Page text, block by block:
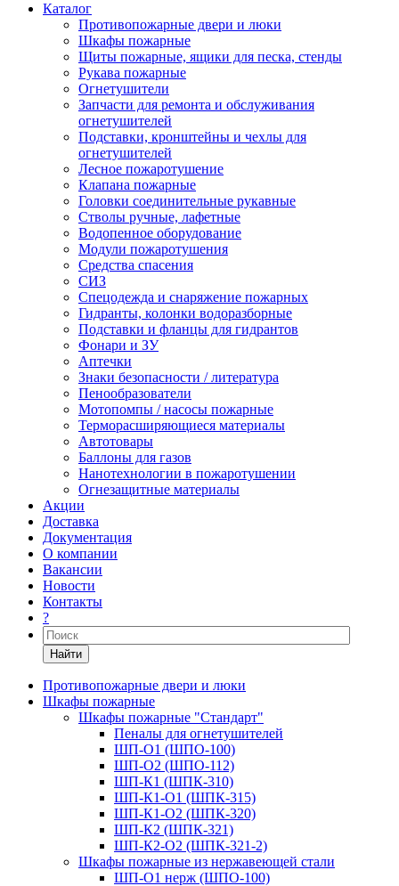
Каталог
Противопожарные двери и люки
Шкафы пожарные
Щиты пожарные, ящики для песка, стенды
Рукава пожарные
Огнетушители
Запчасти для ремонта и обслуживания
огнетушителей
Подставки, кронштейны и чехлы для
огнетушителей
Лесное пожаротушение
Клапана пожарные
Головки соединительные рукавные
Стволы ручные, лафетные
Водопенное оборудование
Модули пожаротушения
Средства спасения
СИЗ
Спецодежда и снаряжение пожарных
Гидранты, колонки водоразборные
Подставки и фланцы для гидрантов
Фонари и ЗУ
Аптечки
Знаки безопасности / литература
Пенообразователи
Мотопомпы / насосы пожарные
Терморасширяющиеся материалы
Автотовары
Баллоны для газов
Нанотехнологии в пожаротушении
Огнезащитные материалы
Акции
Доставка
Документация
О компании
Вакансии
Новости
Контакты
?
Найти
Противопожарные двери и люки
Шкафы пожарные
Шкафы пожарные "Стандарт"
Пеналы для огнетушителей
ШП-О1 (ШПО-100)
ШП-О2 (ШПО-112)
ШП-К1 (ШПК-310)
ШП-К1-О1 (ШПК-315)
ШП-К1-О2 (ШПК-320)
ШП-К2 (ШПК-321)
ШП-К2-О2 (ШПК-321-2)
Шкафы пожарные из нержавеющей стали
ШП-О1 нерж (ШПО-100)